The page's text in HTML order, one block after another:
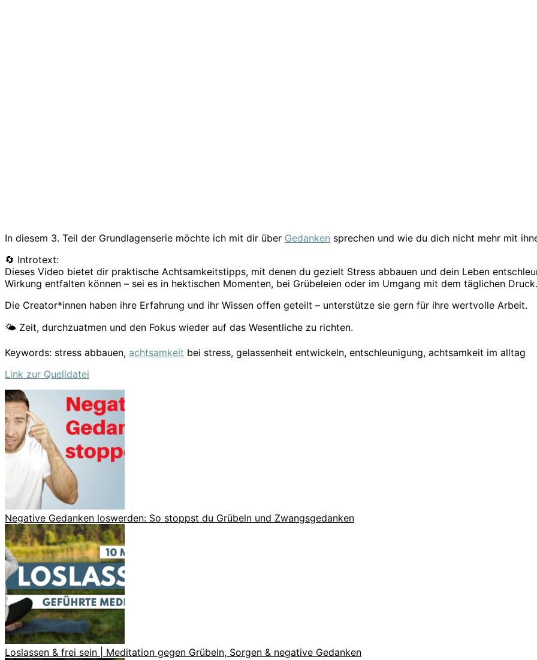
In diesem 3. Teil der Grundlagenserie möchte ich mit dir über Gedanken sprechen und wie du dich nicht mehr mit
🔄 Introtext:
Dieses Video bietet dir praktische Achtsamkeitstipps, mit denen du gezielt Stress abbauen und dein Leben
Wirkung entfalten können – sei es in hektischen Momenten, bei Grübeleien oder im Umgang mit dem täglichen Druck.
Die Creator*innen haben ihre Erfahrung und ihr Wissen offen geteilt – unterstütze sie gern für ihre wertvolle Arbeit.
🌤️ Zeit, durchzuatmen und den Fokus wieder auf das Wesentliche zu richten.
Keywords: stress abbauen, achtsamkeit bei stress, gelassenheit entwickeln, entschleunigung, achtsamkeit im alltag
Link zur Quelldatei
Negative Gedanken loswerden: So stoppst du Grübeln und Zwangsgedanken
Loslassen & frei sein | Meditation gegen Grübeln, Sorgen & negative Gedanken